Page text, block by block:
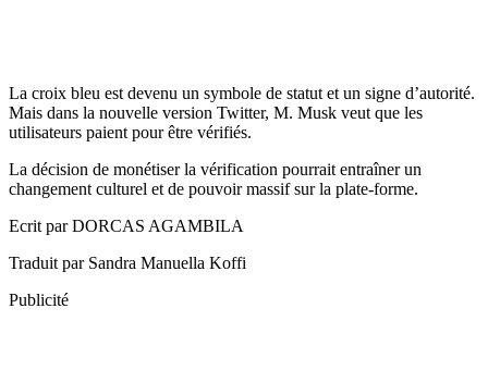
La croix bleu est devenu un symbole de statut et un signe d’autorité.
Mais dans la nouvelle version Twitter, M. Musk veut que les
utilisateurs paient pour être vérifiés.
La décision de monétiser la vérification pourrait entraîner un
changement culturel et de pouvoir massif sur la plate-forme.
Ecrit par DORCAS AGAMBILA
Traduit par Sandra Manuella Koffi
Publicité